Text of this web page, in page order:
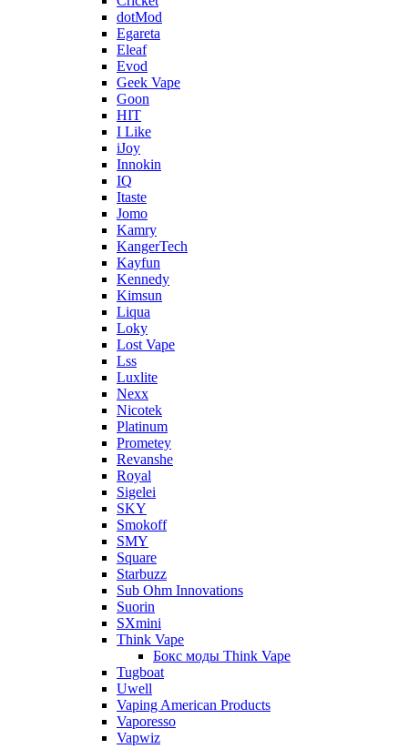
dotMod
Egareta
Eleaf
Evod
Geek Vape
Goon
HIT
I Like
iJoy
Innokin
IQ
Itaste
Jomo
Kamry
KangerTech
Kayfun
Kennedy
Kimsun
Liqua
Loky
Lost Vape
Lss
Luxlite
Nexx
Nicotek
Platinum
Prometey
Revanshe
Royal
Sigelei
SKY
Smokoff
SMY
Square
Starbuzz
Sub Ohm Innovations
Suorin
SXmini
Think Vape
Бокс моды Think Vape
Tugboat
Uwell
Vaping American Products
Vaporesso
Vapwiz